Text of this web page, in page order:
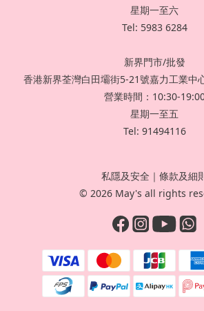
星期一至六
Tel: 5983 6284
新界門市/批發
香港新界荃灣白田壩街5-21號嘉力工業中
營業時間：10:30-
星期一至五
Tel: 91494116
私隱及安全 ｜ 條款及細
© 2026 May's all rights